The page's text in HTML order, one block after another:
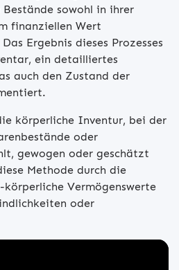
sowohl in ihrer
finanziellen Wert
Ergebnis dieses Prozesses
ein detailliertes
auch den Zustand der
körperliche Inventur, bei der
oder
gewogen oder geschätzt
Methode durch die
Vermögenswerte
oder